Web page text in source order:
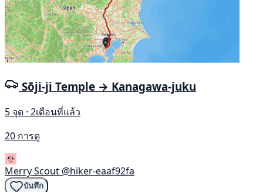
Sōji-ji Temple → Kanagawa-juku
5 จุด · 2เดือนที่แล้ว
20 การดู
Merry Scout @hiker-eaaf92fa
บันทึก